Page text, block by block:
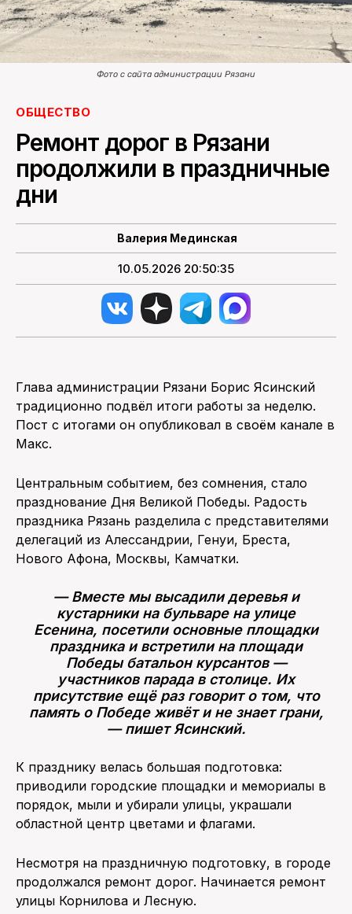
Фото с сайта администрации Рязани
ОБЩЕСТВО
Ремонт дорог в Рязани
продолжили в праздничные
дни
Валерия Мединская
10.05.2026 20:50:35
Глава администрации Рязани Борис Ясинский
традиционно подвёл итоги работы за неделю.
Пост с итогами он опубликовал в своём канале в
Макс.
Центральным событием, без сомнения, стало
празднование Дня Великой Победы. Радость
праздника Рязань разделила с представителями
делегаций из Алессандрии, Генуи, Бреста,
Нового Афона, Москвы, Камчатки.
— Вместе мы высадили деревья и
кустарники на бульваре на улице
Есенина, посетили основные площадки
праздника и встретили на площади
Победы батальон курсантов —
участников парада в столице. Их
присутствие ещё раз говорит о том, что
память о Победе живёт и не знает грани,
— пишет Ясинский.
К празднику велась большая подготовка:
приводили городские площадки и мемориалы в
порядок, мыли и убирали улицы, украшали
областной центр цветами и флагами.
Несмотря на праздничную подготовку, в городе
продолжался ремонт дорог. Начинается ремонт
улицы Корнилова и Лесную.